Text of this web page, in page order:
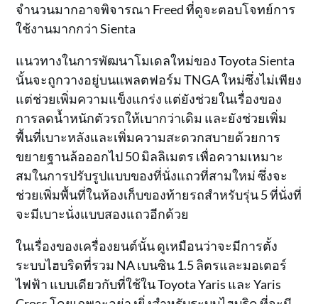
จำนวนมากอาจพิจารณา Freed ที่ดูจะตอบโจทย์การ
ใช้งานมากกว่า Sienta
แนวทางในการพัฒนาโมเดลใหม่ของ Toyota Sienta
นั้นจะถูกวางอยู่บนแพลตฟอร์ม TNGA ใหม่ซึ่งไม่เพียง
แต่ช่วยเพิ่มความแข็งแกร่ง แต่ยังช่วยในเรื่องของ
การลดน้ำหนักตัวรถให้เบากว่าเดิม และยังช่วยเพิ่ม
พื้นที่เบาะหลังและเพิ่มความสะดวกสบายด้วยการ
ขยายฐานล้อออกไป 50 มิลลิเมตร เพื่อความเหมาะ
สมในการปรับรูปแบบของที่นั่งแถวที่สามใหม่ ซึ่งจะ
ช่วยเพิ่มพื้นที่ในห้องเก็บของท้ายรถสำหรับรุ่น 5 ที่นั่งที่
จะมีเบาะนั่งแบบสองแถวอีกด้วย
ในเรื่องของเครื่องยนต์นั้น ดูเหมือนว่าจะมีการตั้ง
ระบบไฮบริดที่รวม NA เบนซิน 1.5 ลิตรและมอเตอร์
ไฟฟ้า แบบเดียวกับที่ใช้ใน Toyota Yaris และ Yaris